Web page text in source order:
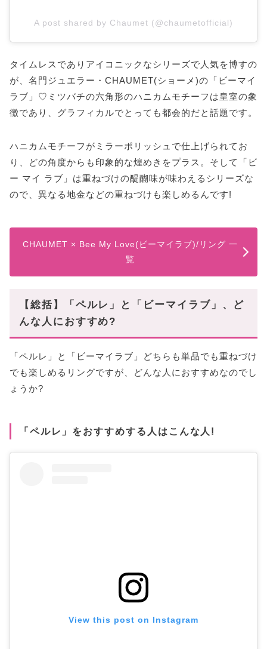
A post shared by Chaumet (@chaumetofficial)
タイムレスでありアイコニックなシリーズで人気を博すの
が、名門ジュエラー・CHAUMET(ショーメ)の「ビーマイ
ラブ」♡ミツバチの六角形のハニカムモチーフは皇室の象
徴であり、グラフィカルでとっても都会的だと話題です。
ハニカムモチーフがミラーポリッシュで仕上げられてお
り、どの角度からも印象的な煌めきをプラス。そして「ビ
ー マイ ラブ」は重ねづけの醍醐味が味わえるシリーズな
ので、異なる地金などの重ねづけも楽しめるんです!
CHAUMET × Bee My Love(ビーマイラブ)/リング 一
覧
【総括】「ペルレ」と「ビーマイラブ」、ど
んな人におすすめ?
「ペルレ」と「ビーマイラブ」どちらも単品でも重ねづけ
でも楽しめるリングですが、どんな人におすすめなのでし
ょうか?
「ペルレ」をおすすめする人はこんな人!
View this post on Instagram